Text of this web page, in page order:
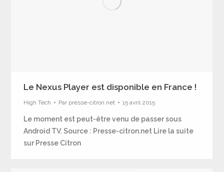
Le Nexus Player est disponible en France !
High Tech Par presse-citron.net 15 avril 2015
Le moment est peut-être venu de passer sous
Android TV. Source : Presse-citron.net Lire la suite
sur Presse Citron